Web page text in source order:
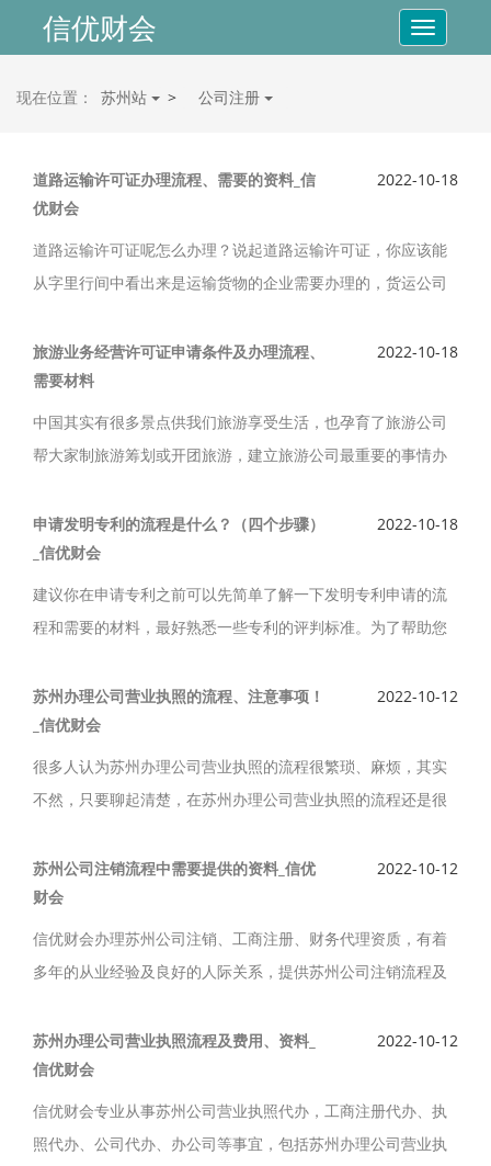
Toggle
信优财会
现在位置： 苏州站 > 公司注册
道路运输许可证办理流程、需要的资料_信
优财会
2022-10-18
道路运输许可证呢怎么办理？说起道路运输许可证，你应该能
从字里行间中看出来是运输货物的企业需要办理的，货运公司
资料、流程？
旅游业务经营许可证申请条件及办理流程、
需要材料
2022-10-18
中国其实有很多景点供我们旅游享受生活，也孕育了旅游公司
帮大家制旅游筹划或开团旅游，建立旅游公司最重要的事情办
营许可证申请条件及办理流程、需要材料。
申请发明专利的流程是什么？（四个步骤）
_信优财会
2022-10-18
建议你在申请专利之前可以先简单了解一下发明专利申请的流
程和需要的材料，最好熟悉一些专利的评判标准。为了帮助您
的流程，申请发明专利的流程是什么？（四个步骤）如下。
苏州办理公司营业执照的流程、注意事项！
_信优财会
2022-10-12
很多人认为苏州办理公司营业执照的流程很繁琐、麻烦，其实
不然，只要聊起清楚，在苏州办理公司营业执照的流程还是很
营业执照的流程以及四大注意事项。
苏州公司注销流程中需要提供的资料_信优
财会
2022-10-12
信优财会办理苏州公司注销、工商注册、财务代理资质，有着
多年的从业经验及良好的人际关系，提供苏州公司注销流程及
提供的资料如下。
苏州办理公司营业执照流程及费用、资料_
信优财会
2022-10-12
信优财会专业从事苏州公司营业执照代办，工商注册代办、执
照代办、公司代办、办公司等事宜，包括苏州办理公司营业执